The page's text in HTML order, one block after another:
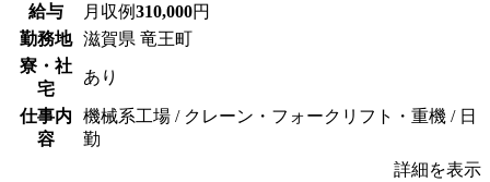
給与 月収例310,000円
勤務地
滋賀県 竜王町
寮・社
宅
あり
仕事内
容
機械系工場 / クレーン・フォークリフト・重機 / 日
勤
詳細を表示